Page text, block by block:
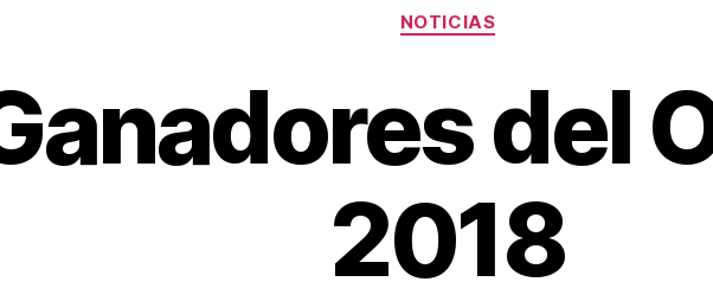
Categorías
NOTICIAS
del
2018